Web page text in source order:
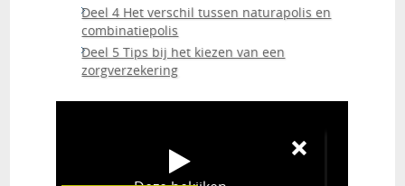
Deel 4 Het verschil tussen naturapolis en
combinatiepolis
Deel 5 Tips bij het kiezen van een
zorgverzekering